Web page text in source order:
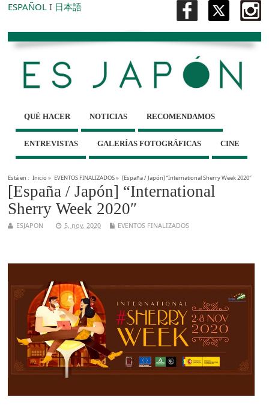
ESPAÑOL I 日本語
QUÉ HACER NOTICIAS RECOMENDAMOS
ENTREVISTAS GALERÍAS FOTOGRÁFICAS CINE
Está en : Inicio» EVENTOS FINALIZADOS» [España / Japón] “International Sherry Week 2020″
[España / Japón] “International
Sherry Week 2020″
ESJAPON 5, nov, 2020 EVENTOS FINALIZADOS